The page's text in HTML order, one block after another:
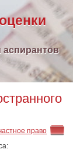
право